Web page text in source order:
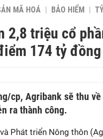
MÃ HOÁ BẢO HIỂM
2,8 triệu cổ
174 tỷ đồng
cp, Agribank sẽ thu
ra thành công.
Phát triển Nông thôn